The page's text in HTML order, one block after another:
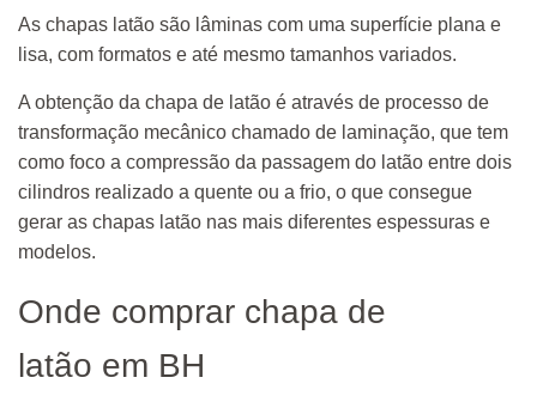
As chapas latão são lâminas com uma superfície plana e
lisa, com formatos e até mesmo tamanhos variados.
A obtenção da chapa de latão é através de processo de
transformação mecânico chamado de laminação, que tem
como foco a compressão da passagem do latão entre dois
cilindros realizado a quente ou a frio, o que consegue
gerar as chapas latão nas mais diferentes espessuras e
modelos.
Onde comprar chapa de
latão em BH